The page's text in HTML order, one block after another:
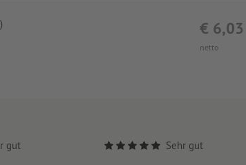
netto
€ 6,03
gut Sehr gut